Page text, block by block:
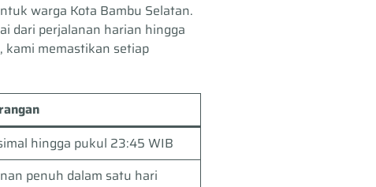
warga Kota Bambu Selatan.
dari perjalanan harian hingga
kami memastikan setiap
hingga pukul 23:45 WIB
penuh dalam satu hari